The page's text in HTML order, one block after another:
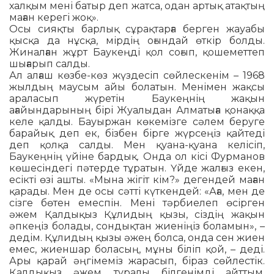
халқым мені батыр деп жатса, одан артық атақтың
маған керегі жоқ».
Осы сияқты барлық сұрақтарға берген жауабы
қысқа да нұсқа, мірдің оғын­дай өткір болды.
Жиналған жұрт Баукеңді қол соғып, қошеметтеп
шығарып салды.
Ал алғаш көзбе-көз жүздесіп сөй­лес­ке­нім – 1968
жылдың маусым айы болатын. Менімен жақсы
араласып жүретін Баукеңнің жақын
ағайындарының бірі Жуалыдан Алматыға қонаққа
келе қалды. Бауыржан көкемізге сәлем беруге
ба­райық деп ек, бізбен бірге жүрсеңіз қай­теді
деп қолқа салды. Мен қуана-қуана ке­лісіп,
Баукеңнің үйіне бардық. Онда ол кісі Фурманов
көшесіндегі пәтерде тұра­тын. Үйде жалғыз екен,
есікті өзі ашты. «Мына жігіт кім?» дегендей маған
қарады. Мен де осы сәтті күткендей: «Аға, мен де
сіз­ге бөтен емеспін. Мені тәрбиелеп өсір­ген
әжем Қалдықыз Құлидың қызы, сіздің жа­қын
әпкеңіз болады, сондықтан жие­ніңіз боламын», –
дедім. Құлидың қызы әжең болса, онда сен жиен
емес, жиеншар боласың, мұны біліп қой, – деді.
Ары қа­рай әңгімеміз жарасып, біраз сөй­лес­тік.